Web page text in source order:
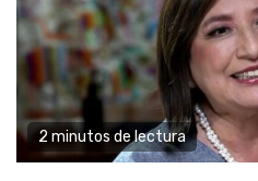
2 minutos de lectura